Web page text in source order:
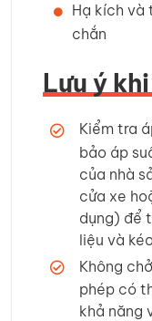
Hạ kích và
chắn
Lưu ý
Kiểm tra
bảo áp
của nhà
cửa xe
dụng) để
liệu và
Không
phép có
khả năng